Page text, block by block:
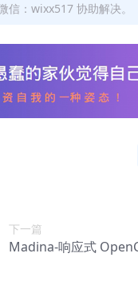
：wixx517 协助解决。
下一篇
Madina-响应式